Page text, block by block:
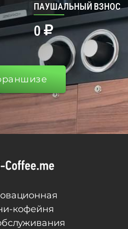
ПАУШАЛЬНЫЙ ВЗНОС
0
кофейня